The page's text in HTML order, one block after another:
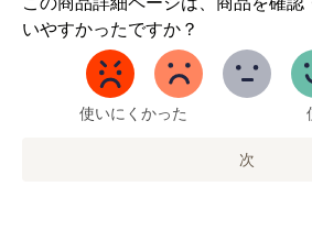
いやすかったですか？
か
使いにくかった
次